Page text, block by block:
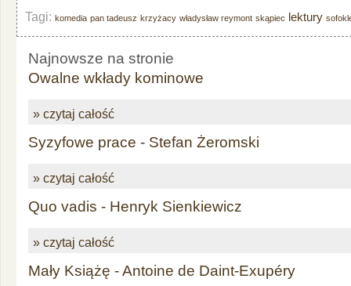
Tagi: komedia pan tadeusz krzyżacy władysław reymont skąpiec lektury
Najnowsze na stronie
Owalne wkłady kominowe
» czytaj całość
Syzyfowe prace - Stefan Żeromski
» czytaj całość
Quo vadis - Henryk Sienkiewicz
» czytaj całość
Mały Książę - Antoine de Daint-Exupéry